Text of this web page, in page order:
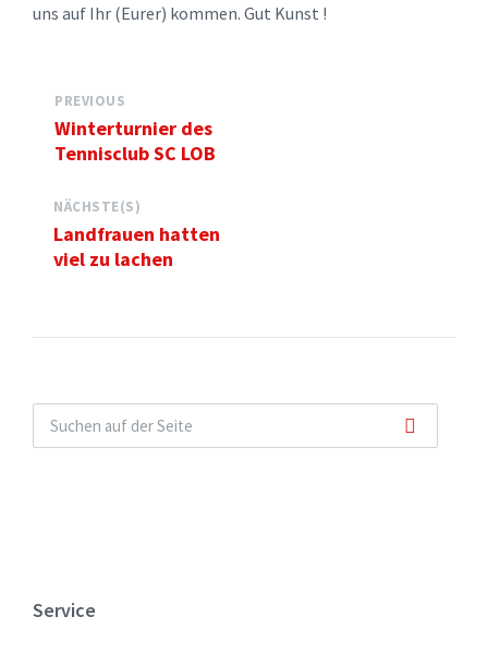
uns auf Ihr (Eurer) kommen. Gut Kunst !
PREVIOUS
Winterturnier des
Tennisclub SC LOB
NÄCHSTE(S)
Landfrauen hatten
viel zu lachen
Service